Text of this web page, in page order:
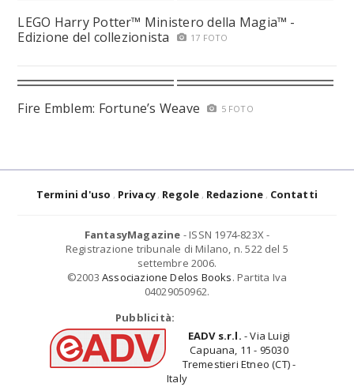
LEGO Harry Potter™ Ministero della Magia™ -
Edizione del collezionista
17 FOTO
Fire Emblem: Fortune’s Weave 5 FOTO
Termini d'uso Privacy Regole Redazione Contatti
FantasyMagazine - ISSN 1974-823X -
Registrazione tribunale di Milano, n. 522 del 5
settembre 2006.
©2003 Associazione Delos Books. Partita Iva
04029050962.
Pubblicità:
EADV s.r.l. - Via Luigi
Capuana, 11 - 95030
Tremestieri Etneo (CT) -
Italy